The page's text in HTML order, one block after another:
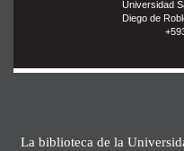
Universidad
Diego de
La biblioteca de la